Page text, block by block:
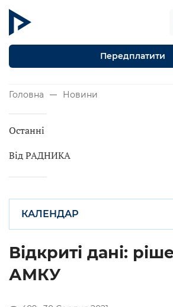
Передплатити
Головна Новини
Останні
Від РАДНИКА
КАЛЕНДАР
Відкриті дані:
АМКУ